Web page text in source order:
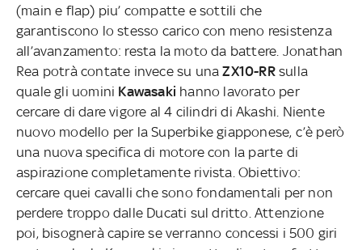
(main e flap) piu’ compatte e sottili che
garantiscono lo stesso carico con meno resistenza
all’avanzamento: resta la moto da battere. Jonathan
Rea potrà contate invece su unaZX10-RRsulla
quale gli uomini Kawasaki hanno lavorato per
cercare di dare vigore al 4 cilindri di Akashi. Niente
nuovo modello per la Superbike giapponese, c’è però
una nuova specifica di motore con la parte di
aspirazione completamente rivista. Obiettivo:
cercare quei cavalli che sono fondamentali per non
perdere troppo dalle Ducati sul dritto. Attenzione
poi, bisognerà capire se verranno concessi i 500 giri